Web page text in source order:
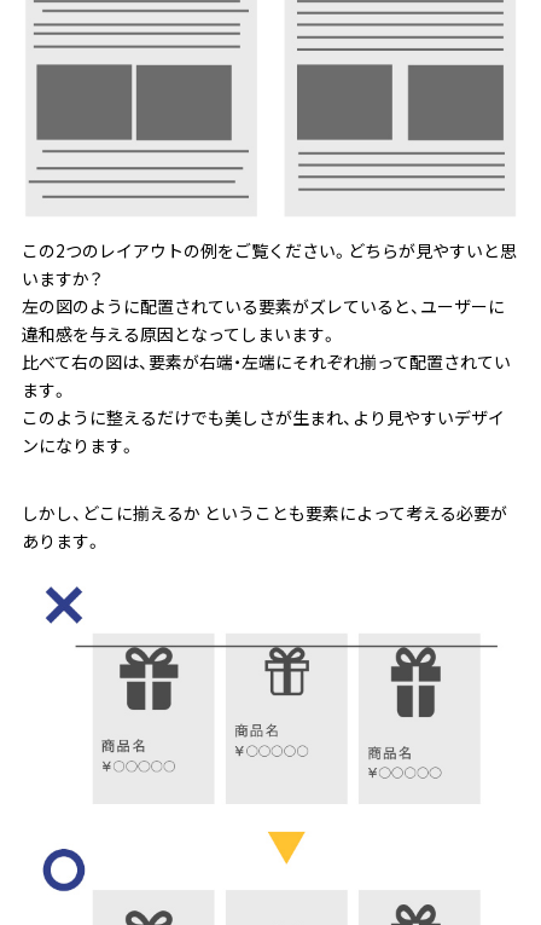
この2つのレイアウトの例をご覧ください。どちらが見やすいと思
いますか？
左の図のように配置されている要素がズレていると、ユーザーに
違和感を与える原因となってしまいます。
比べて右の図は、要素が右端・左端にそれぞれ揃って配置されてい
ます。
このように整えるだけでも美しさが生まれ、より見やすいデザイ
ンになります。
しかし、どこに揃えるか ということも要素によって考える必要が
あります。